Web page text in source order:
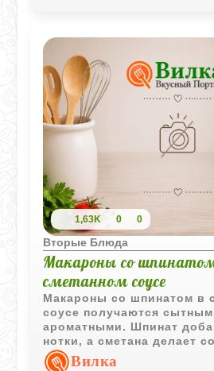
1,63K 0 0
Вторые Блюда
Макароны со
сметанном соусе
Макароны со шпинатом в
соусе получаются
ароматными. Шпинат
нотки, а сметана делает
насыщенным.
Вилка